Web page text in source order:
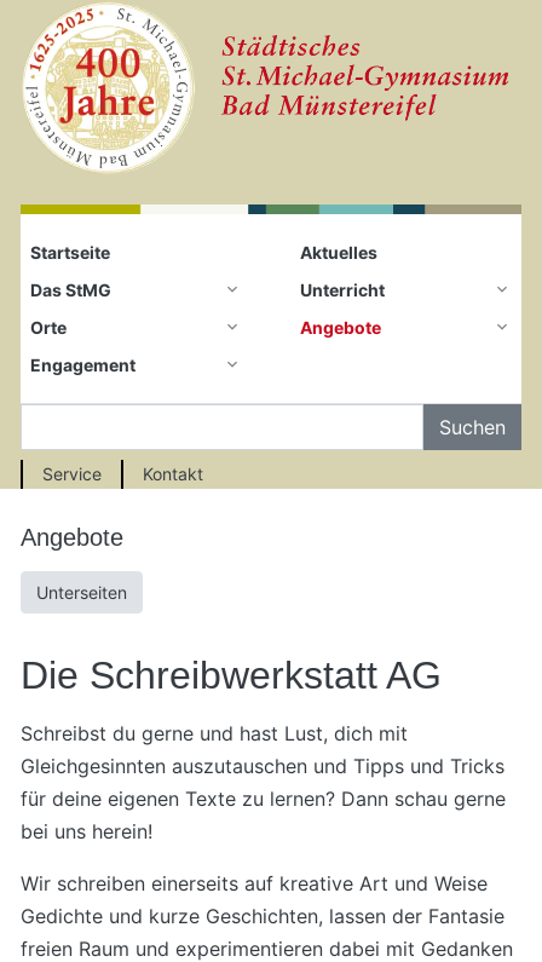
Zum Seiteninhalt springen
Startseite
Startseite
Aktuelles
Das StMG
Unterricht
Orte
Angebote
Engagement
Service Kontakt
Angebote
Unterseiten
Die Schreibwerkstatt AG
Schreibst du gerne und hast Lust, dich mit
Gleichgesinnten auszutauschen und Tipps und Tricks
für deine eigenen Texte zu lernen? Dann schau gerne
bei uns herein!
Wir schreiben einerseits auf kreative Art und Weise
Gedichte und kurze Geschichten, lassen der Fantasie
freien Raum und experimentieren dabei mit Gedanken